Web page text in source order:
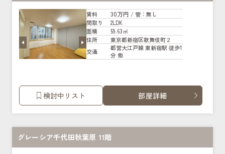
賃料 30万円 / 管：無し
間取り
2LDK
面積
59.63㎡
住所
東京都新宿区歌舞伎町２
交通
都営大江戸線 東新宿駅 徒歩1
分 他
検討中リスト 部屋詳細
グレーシア千代田秋葉原 11階